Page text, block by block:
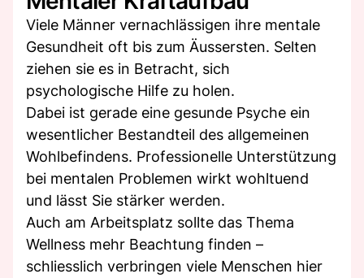
Viele Männer vernachlässigen ihre mentale
Gesundheit oft bis zum Äussersten. Selten
ziehen sie es in Betracht, sich
psychologische Hilfe zu holen.
Dabei ist gerade eine gesunde Psyche ein
wesentlicher Bestandteil des allgemeinen
Wohlbefindens. Professionelle Unterstützung
bei mentalen Problemen wirkt wohltuend
und lässt Sie stärker werden.
Auch am Arbeitsplatz sollte das Thema
Wellness mehr Beachtung finden –
schliesslich verbringen viele Menschen hier